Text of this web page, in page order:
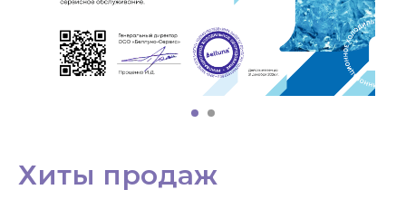
Хиты продаж